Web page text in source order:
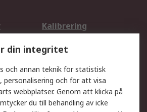
Kalibrering
Teknisk Support
Exportlösningar
din integritet
och annan teknik för statistisk
personalisering och för att visa
webbplatser. Genom att klicka på
du till behandling av icke